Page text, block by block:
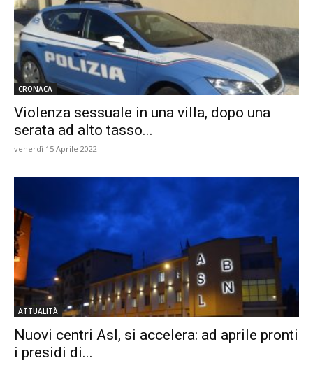
CRONACA
Violenza sessuale in una villa, dopo una
serata ad alto tasso...
venerdì 15 Aprile 2022
ATTUALITÀ
Nuovi centri Asl, si accelera: ad aprile pronti
i presidi di...